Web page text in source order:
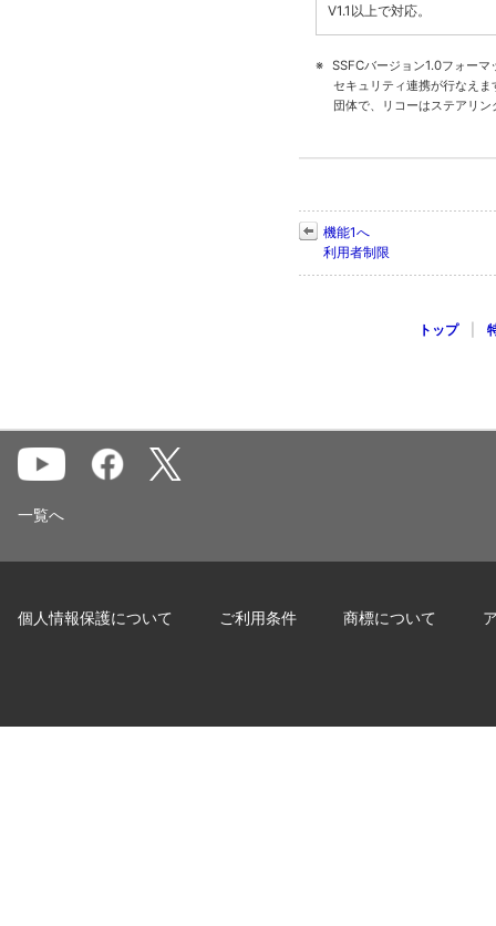
V1.1以上で対応。
※ SSFCバージョン1.0フォー
セキュリティ連携が行なえ
団体で、リコーはステアリ
機能1へ
利用者制限
トップ
一覧へ
個人情報保護について ご利用条件 商標について